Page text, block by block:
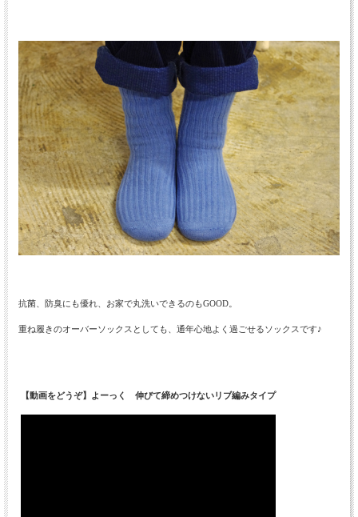
抗菌、防臭にも優れ、お家で丸洗いできるのもGOOD。
重ね履きのオーバーソックスとしても、通年心地よく過ごせるソックスです♪
【動画をどうぞ】よーっく 伸びて締めつけないリブ編みタイプ